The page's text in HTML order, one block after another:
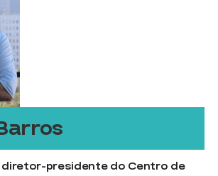
diretor-presidente do Centro de